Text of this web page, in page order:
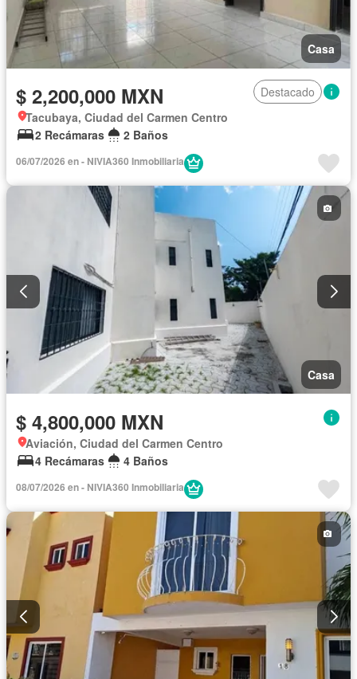
Casa
$ 2,200,000 MXN
Destacado
Tacubaya, Ciudad del Carmen Centro
2 Recámaras
2 Baños
06/07/2026 en - NIVIA360 Inmobiliaria
Casa
$ 4,800,000 MXN
Aviación, Ciudad del Carmen Centro
4 Recámaras
4 Baños
08/07/2026 en - NIVIA360 Inmobiliaria